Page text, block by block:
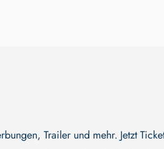
Trailer und mehr. Jetzt